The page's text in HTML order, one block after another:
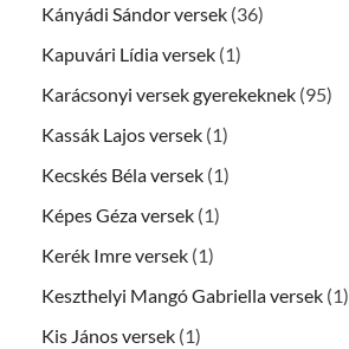
Kányádi Sándor versek (36)
Kapuvári Lídia versek (1)
Karácsonyi versek gyerekeknek (95)
Kassák Lajos versek (1)
Kecskés Béla versek (1)
Képes Géza versek (1)
Kerék Imre versek (1)
Keszthelyi Mangó Gabriella versek (1)
Kis János versek (1)